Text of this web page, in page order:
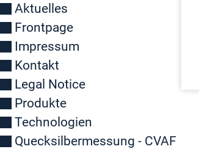
Aktuelles
Frontpage
Impressum
Kontakt
Legal Notice
Produkte
Technologien
Quecksilbermessung - CVAF